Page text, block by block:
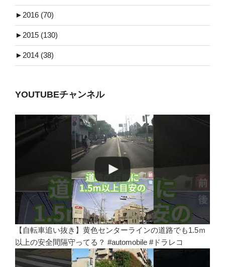
► 2016 (70)
► 2015 (130)
► 2014 (38)
YOUTUBEチャンネル
【自転車追い抜き】黄色センターラインの道路でも1.5ｍ
以上の安全間隔守ってる？ #automobile #ドラレコ